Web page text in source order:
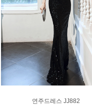
연주드레스 JJ882